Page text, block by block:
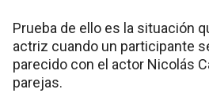
Prueba de ello es la situación
actriz cuando un participante
parecido con el actor Nicolás
parejas.